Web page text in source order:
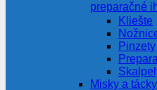
preparačné
Kliešte
Pinzety
Misky a tácky